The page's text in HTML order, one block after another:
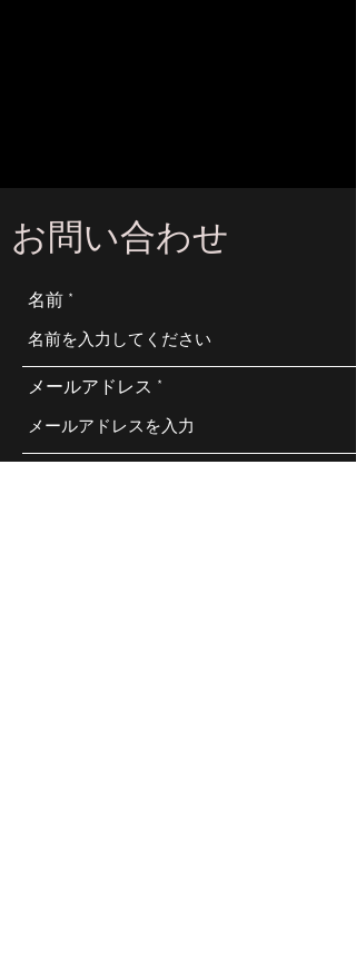
お問い合わせ
名前
メールアドレス